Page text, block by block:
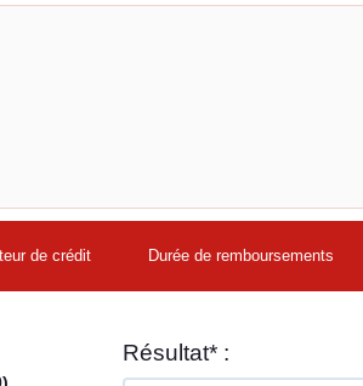
de crédit Durée de remboursements